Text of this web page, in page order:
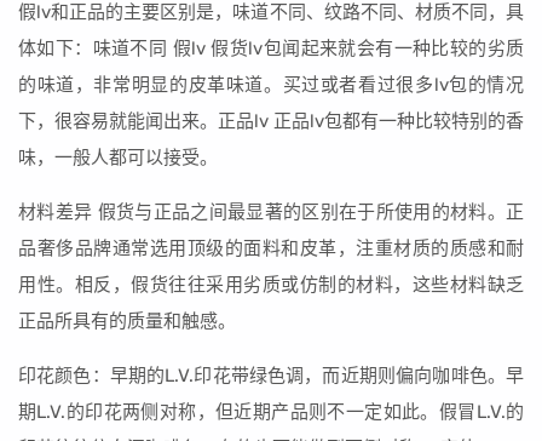
假lv和正品的主要区别是，味道不同、纹路不同、材质不同，具
体如下：味道不同 假lv 假货lv包闻起来就会有一种比较的劣质
的味道，非常明显的皮革味道。买过或者看过很多lv包的情况
下，很容易就能闻出来。正品lv 正品lv包都有一种比较特别的香
味，一般人都可以接受。
材料差异 假货与正品之间最显著的区别在于所使用的材料。正
品奢侈品牌通常选用顶级的面料和皮革，注重材质的质感和耐
用性。相反，假货往往采用劣质或仿制的材料，这些材料缺乏
正品所具有的质量和触感。
印花颜色：早期的L.V.印花带绿色调，而近期则偏向咖啡色。早
期L.V.的印花两侧对称，但近期产品则不一定如此。假冒L.V.的